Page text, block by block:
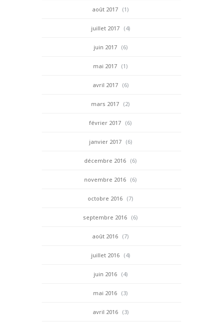
août 2017 (1)
juillet 2017 (4)
juin 2017 (6)
mai 2017 (1)
avril 2017 (6)
mars 2017 (2)
février 2017 (6)
janvier 2017 (6)
décembre 2016 (6)
novembre 2016 (6)
octobre 2016 (7)
septembre 2016 (6)
août 2016 (7)
juillet 2016 (4)
juin 2016 (4)
mai 2016 (3)
avril 2016 (3)